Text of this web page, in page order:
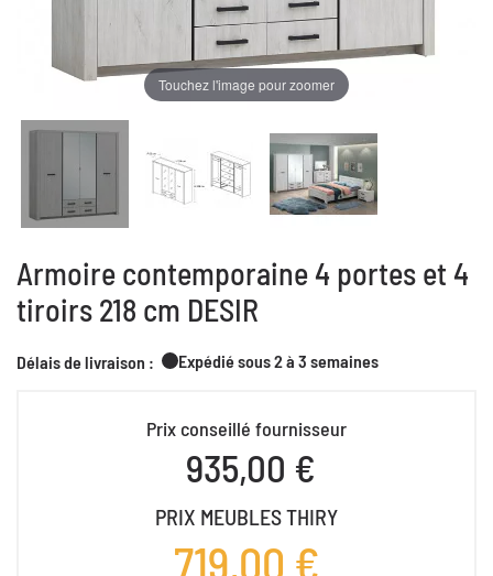
Touchez l'image pour zoomer
Armoire contemporaine 4 portes et 4
tiroirs 218 cm DESIR
Délais de livraison : Expédié sous 2 à 3 semaines
Prix conseillé fournisseur
935,00 €
PRIX MEUBLES THIRY
719,00 €